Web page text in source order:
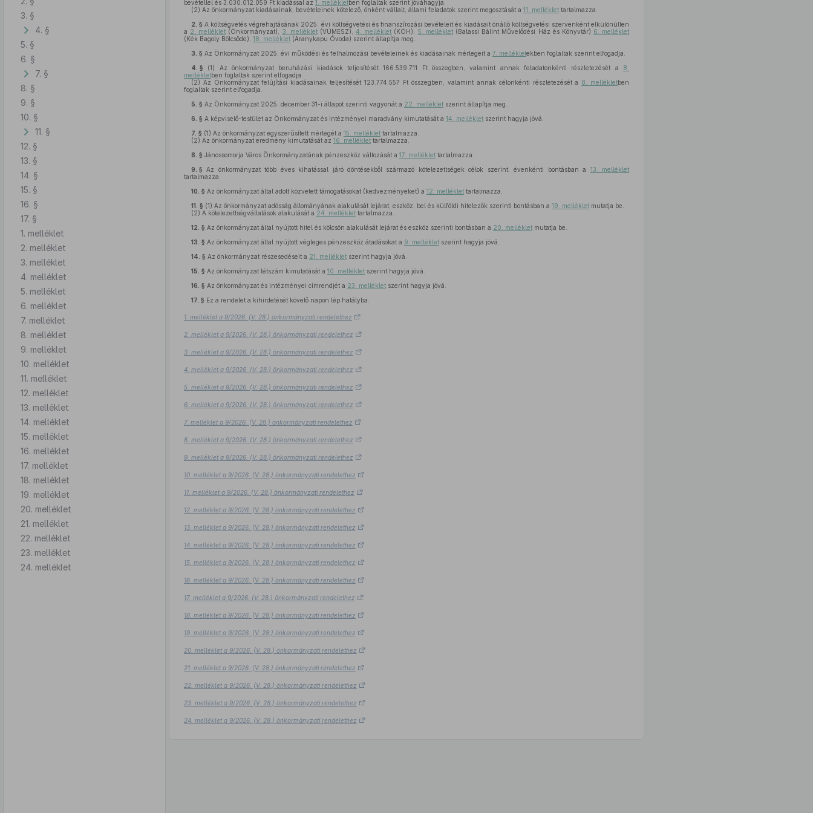
3. §
4. §
5. §
6. §
7. §
8. §
9. §
10. §
11. §
12. §
13. §
14. §
15. §
16. §
17. §
1. melléklet
2. melléklet
3. melléklet
4. melléklet
5. melléklet
6. melléklet
7. melléklet
8. melléklet
9. melléklet
10. melléklet
11. melléklet
12. melléklet
13. melléklet
14. melléklet
15. melléklet
16. melléklet
17. melléklet
18. melléklet
19. melléklet
20. melléklet
21. melléklet
22. melléklet
23. melléklet
24. melléklet
bevétellel és 3.030.012.059 Ft kiadással az 1. mellékletben foglaltak szerint jóváhagyja.
(2) Az önkormányzat kiadásainak, bevételeinek kötelező, önként vállalt, állami feladatok szerint megosztását a 11. melléklettartalmazza.
2. § A költségvetés végrehajtásának 2025. évi költségvetési és finanszírozási bevételeit és kiadásait önálló költségvetési szervenként elkülönülten
a 2. melléklet (Önkormányzat), 3. melléklet(VÜMESZ),4. melléklet (KÖH), 5. melléklet(Balassi Bálint Művelődési Ház és Könyvtár) 6. melléklet
(Kék Bagoly Bölcsőde), 18. melléklet(Aranykapu Óvoda) szerint állapítja meg.
3. § Az Önkormányzat 2025. évi működési és felhalmozási bevételeinek és kiadásainak mérlegeit a 7. mellékletekben foglaltak szerint elfogadja.
4. § (1) Az önkormányzat beruházási kiadások teljesítését 166.539.711 Ft összegben, valamint annak feladatonkénti részletezését a 8.
mellékletben foglaltak szerint elfogadja.
(2) Az Önkormányzat felújítási kiadásainak teljesítését 123.774.557 Ft összegben, valamint annak célonkénti részletezését a 8. mellékletben
foglaltak szerint elfogadja.
5. § Az Önkormányzat 2025. december 31-i állapot szerinti vagyonát a 22. mellékletszerint állapítja meg.
6. § A képviselő-testület az Önkormányzat és intézményei maradvány kimutatását a 14. mellékletszerint hagyja jóvá.
7. § (1) Az önkormányzat egyszerűsített mérlegét a 15. melléklettartalmazza.
(2) Az önkormányzat eredmény kimutatását az 16. melléklettartalmazza.
8. § Jánossomorja Város Önkormányzatának pénzeszköz változását a 17. melléklettartalmazza.
9. § Az önkormányzat több éves kihatással járó döntésekből származó kötelezettségek célok szerint, évenkénti bontásban a 13. melléklet
tartalmazza.
10. § Az önkormányzat által adott közvetett támogatásokat (kedvezményeket) a 12. melléklettartalmazza.
11. § (1) Az önkormányzat adósság állományának alakulását lejárat, eszköz, bel és külföldi hitelezők szerinti bontásban a 19. mellékletmutatja be.
(2) A kötelezettségvállalások alakulását a 24. melléklettartalmazza.
12. § Az önkormányzat által nyújtott hitel és kölcsön alakulását lejárat és eszköz szerinti bontásban a 20. mellékletmutatja be.
13. § Az önkormányzat által nyújtott végleges pénzeszköz átadásokat a 9. mellékletszerint hagyja jóvá.
14. § Az önkormányzat részesedéseit a 21. mellékletszerint hagyja jóvá.
15. § Az önkormányzat létszám kimutatását a 10. mellékletszerint hagyja jóvá.
16. § Az önkormányzat és intézményei címrendjét a 23. mellékletszerint hagyja jóvá.
17. § Ez a rendelet a kihirdetését követő napon lép hatályba.
1. melléklet a 9/2026. (V. 28.) önkormányzati rendelethez
2. melléklet a 9/2026. (V. 28.) önkormányzati rendelethez
3. melléklet a 9/2026. (V. 28.) önkormányzati rendelethez
4. melléklet a 9/2026. (V. 28.) önkormányzati rendelethez
5. melléklet a 9/2026. (V. 28.) önkormányzati rendelethez
6. melléklet a 9/2026. (V. 28.) önkormányzati rendelethez
7. melléklet a 9/2026. (V. 28.) önkormányzati rendelethez
8. melléklet a 9/2026. (V. 28.) önkormányzati rendelethez
9. melléklet a 9/2026. (V. 28.) önkormányzati rendelethez
10. melléklet a 9/2026. (V. 28.) önkormányzati rendelethez
11. melléklet a 9/2026. (V. 28.) önkormányzati rendelethez
12. melléklet a 9/2026. (V. 28.) önkormányzati rendelethez
13. melléklet a 9/2026. (V. 28.) önkormányzati rendelethez
14. melléklet a 9/2026. (V. 28.) önkormányzati rendelethez
15. melléklet a 9/2026. (V. 28.) önkormányzati rendelethez
16. melléklet a 9/2026. (V. 28.) önkormányzati rendelethez
17. melléklet a 9/2026. (V. 28.) önkormányzati rendelethez
18. melléklet a 9/2026. (V. 28.) önkormányzati rendelethez
19. melléklet a 9/2026. (V. 28.) önkormányzati rendelethez
20. melléklet a 9/2026. (V. 28.) önkormányzati rendelethez
21. melléklet a 9/2026. (V. 28.) önkormányzati rendelethez
22. melléklet a 9/2026. (V. 28.) önkormányzati rendelethez
23. melléklet a 9/2026. (V. 28.) önkormányzati rendelethez
24. melléklet a 9/2026. (V. 28.) önkormányzati rendelethez